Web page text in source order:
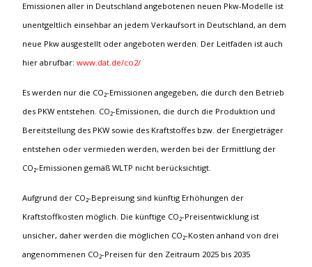
Emissionen aller in Deutschland angebotenen neuen Pkw-Modelle ist
unentgeltlich einsehbar an jedem Verkaufsort in Deutschland, an dem
neue Pkw ausgestellt oder angeboten werden. Der Leitfaden ist auch
hier abrufbar: www.dat.de/co2/
Es werden nur die CO₂-Emissionen angegeben, die durch den Betrieb
des PKW entstehen. CO₂-Emissionen, die durch die Produktion und
Bereitstellung des PKW sowie des Kraftstoffes bzw. der Energieträger
entstehen oder vermieden werden, werden bei der Ermittlung der
CO₂-Emissionen gemäß WLTP nicht berücksichtigt.
Aufgrund der CO₂-Bepreisung sind künftig Erhöhungen der
Kraftstoffkosten möglich. Die künftige CO₂-Preisentwicklung ist
unsicher, daher werden die möglichen CO₂-Kosten anhand von drei
angenommenen CO₂-Preisen für den Zeitraum 2025 bis 2035